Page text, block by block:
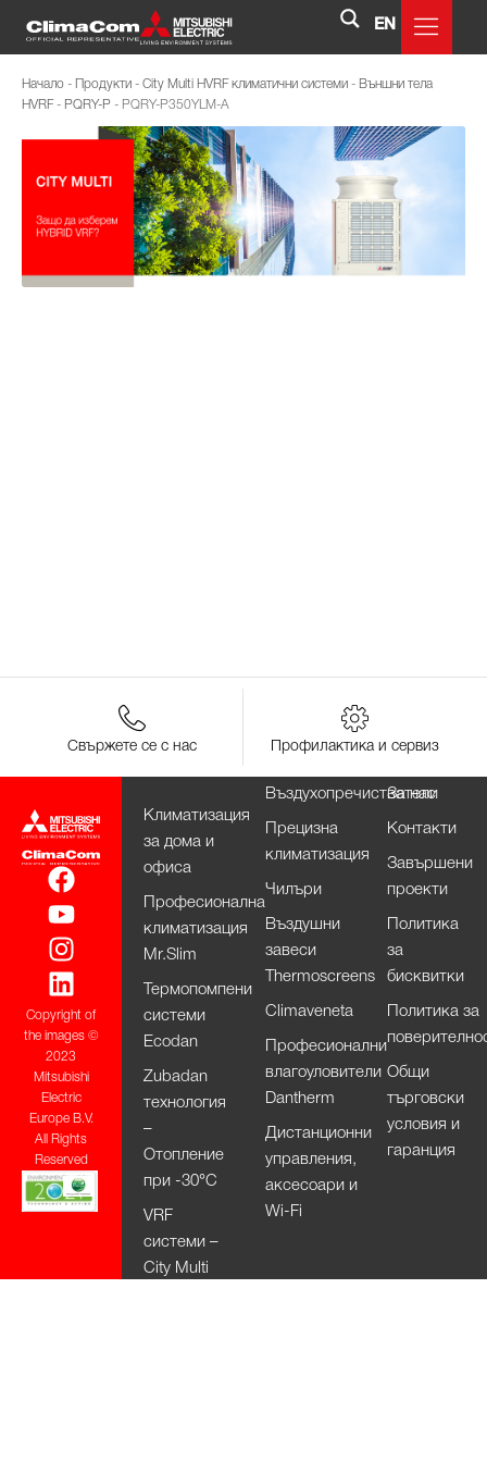
EN
Начало - Продукти - City Multi HVRF климатични системи - Външни тела
HVRF - PQRY-P - PQRY-P350YLM-A
Свържете се с нас Профилактика и сервиз
Copyright of
the images ©
2023
Mitsubishi
Electric
Europe B.V.
All Rights
Reserved
Климатизация
за дома и
офиса
Професионална
климатизация
Mr.Slim
Термопомпени
системи
Ecodan
Zubadan
технология
–
Отопление
при -30°С
VRF
системи –
City Multi
Въздухопречистватели
Прецизна
климатизация
Чилъри
Въздушни
завеси
Thermoscreens
Climaveneta
Професионални
влагоуловители
Dantherm
Дистанционни
управления,
аксесоари и
Wi-Fi
За нас
Контакти
Завършени
проекти
Политика
за
бисквитки
Политика за
Общи
търговски
условия и
гаранция